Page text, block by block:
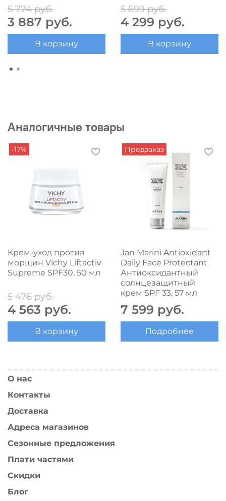
5 774 руб.
3 887 руб.
В корзину
5 699 руб.
4 299 руб.
В корзину
Аналогичные товары
-17%
Крем-уход против
морщин Vichy Liftactiv
Supreme SPF30, 50 мл
5 476 руб.
4 563 руб.
В корзину
Предзаказ
Jan Marini Antioxidant
Daily Face Protectant
Антиоксидантный
солнцезащитный
крем SPF 33, 57 мл
7 599 руб.
Подробнее
О нас
Контакты
Доставка
Адреса магазинов
Сезонные предложения
Плати частями
Скидки
Блог